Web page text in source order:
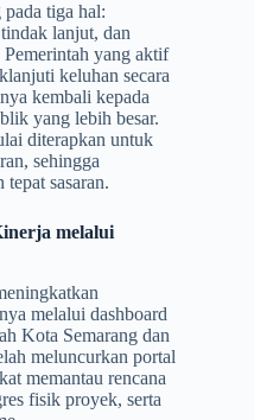
tiga hal:
lanjut, dan
yang aktif
keluhan secara
kembali kepada
yang lebih besar.
diterapkan untuk
sehingga
sasaran.
melalui
melalui dashboard
Kota Semarang dan
meluncurkan portal
memantau rencana
fisik proyek, serta